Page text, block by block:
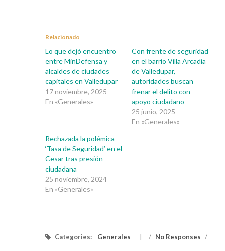
Relacionado
Lo que dejó encuentro
entre MinDefensa y
alcaldes de ciudades
capitales en Valledupar
17 noviembre, 2025
En «Generales»
Con frente de seguridad
en el barrio Villa Arcadia
de Valledupar,
autoridades buscan
frenar el delito con
apoyo ciudadano
25 junio, 2025
En «Generales»
Rechazada la polémica
‘Tasa de Seguridad’ en el
Cesar tras presión
ciudadana
25 noviembre, 2024
En «Generales»
Categories: Generales / No Responses /